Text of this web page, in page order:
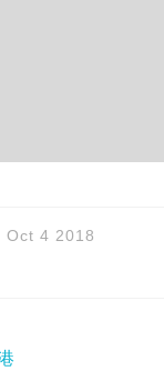
Oct 4 2018